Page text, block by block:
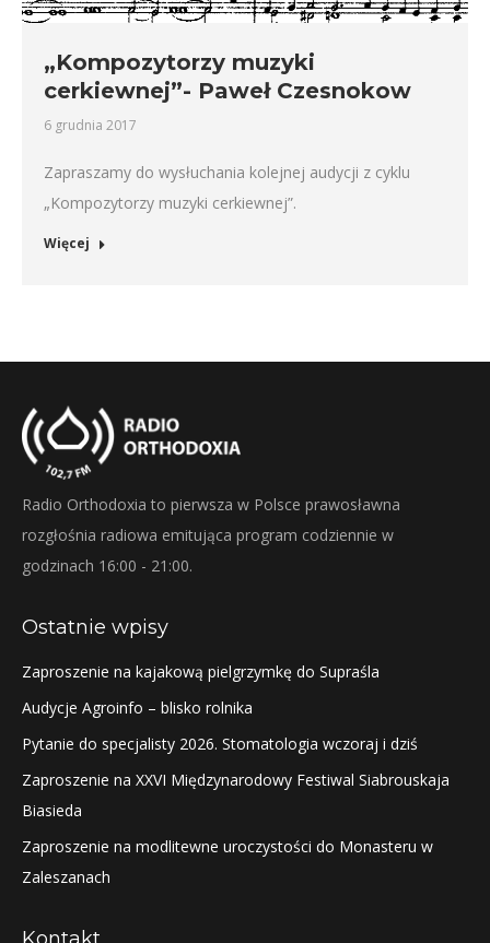
„Kompozytorzy muzyki
cerkiewnej”- Paweł Czesnokow
6 grudnia 2017
Zapraszamy do wysłuchania kolejnej audycji z cyklu
„Kompozytorzy muzyki cerkiewnej”.
Więcej
Radio Orthodoxia to pierwsza w Polsce prawosławna
rozgłośnia radiowa emitująca program codziennie w
godzinach 16:00 - 21:00.
Ostatnie wpisy
Zaproszenie na kajakową pielgrzymkę do Supraśla
Audycje Agroinfo – blisko rolnika
Pytanie do specjalisty 2026. Stomatologia wczoraj i dziś
Zaproszenie na XXVI Międzynarodowy Festiwal Siabrouskaja
Biasieda
Zaproszenie na modlitewne uroczystości do Monasteru w
Zaleszanach